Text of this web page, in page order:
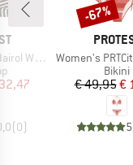
Bikini Top
prijs
(0)
MERK
Artikel
Women's PRTCitron 23
Bikini
€ 49,95€
Korting
-67%